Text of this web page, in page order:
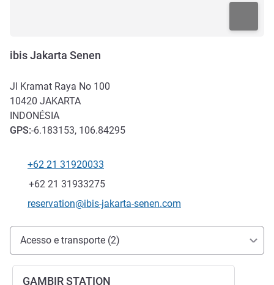
ibis Jakarta Senen
Jl Kramat Raya No 100
10420 JAKARTA
INDONÉSIA
GPS:-6.183153, 106.84295
Telefone
+62 21 31920033
Fax
+62 21 31933275
E-mail de contato
reservation@ibis-jakarta-senen.com
Acesso e transporte
Acesso e transporte (2)
GAMBIR STATION